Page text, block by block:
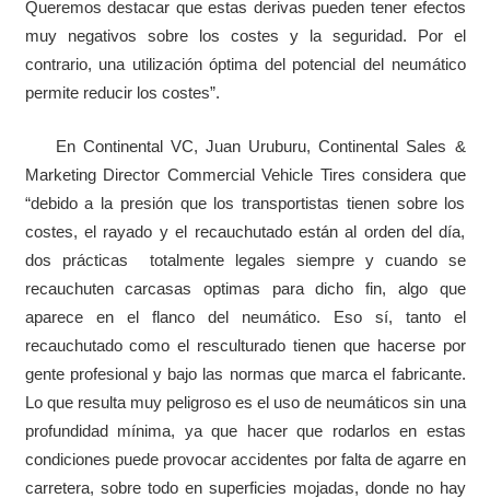
Queremos destacar que estas derivas pueden tener efectos
muy negativos sobre los costes y la seguridad. Por el
contrario, una utilización óptima del potencial del neumático
permite reducir los costes”.
En Continental VC, Juan Uruburu, Continental Sales &
Marketing Director Commercial Vehicle Tires considera que
“debido a la presión que los transportistas tienen sobre los
costes, el rayado y el recauchutado están al orden del día,
dos prácticas totalmente legales siempre y cuando se
recauchuten carcasas optimas para dicho fin, algo que
aparece en el flanco del neumático. Eso sí, tanto el
recauchutado como el resculturado tienen que hacerse por
gente profesional y bajo las normas que marca el fabricante.
Lo que resulta muy peligroso es el uso de neumáticos sin una
profundidad mínima, ya que hacer que rodarlos en estas
condiciones puede provocar accidentes por falta de agarre en
carretera, sobre todo en superficies mojadas, donde no hay